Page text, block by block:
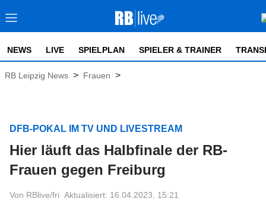
NEWS LIVE SPIELPLAN SPIELER & TRAINER
RB Leipzig News > Frauen >
DFB-POKAL IM TV UND LIVESTREAM
Hier läuft das Halbfinale der RB-
Frauen gegen Freiburg
Von RBlive/fri Aktualisiert: 16.04.2023, 15:21